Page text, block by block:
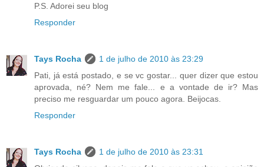
P.S. Adorei seu blog
Responder
Tays Rocha
1 de julho de 2010 às 23:29
Pati, já está postado, e se vc gostar... quer dizer que estou
aprovada, né? Nem me fale... e a vontade de ir? Mas
preciso me resguardar um pouco agora. Beijocas.
Responder
Tays Rocha
1 de julho de 2010 às 23:31